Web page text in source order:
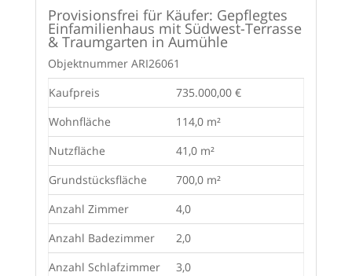
Provisionsfrei für Käufer: Gepflegtes
Einfamilienhaus mit Südwest-Terrasse
& Traumgarten in Aumühle
Objektnummer ARI26061
Kaufpreis
735.000,00 €
Wohnfläche
114,0 m²
Nutzfläche
41,0 m²
Grundstücksfläche
700,0 m²
Anzahl Zimmer
4,0
Anzahl Badezimmer
2,0
Anzahl Schlafzimmer
3,0